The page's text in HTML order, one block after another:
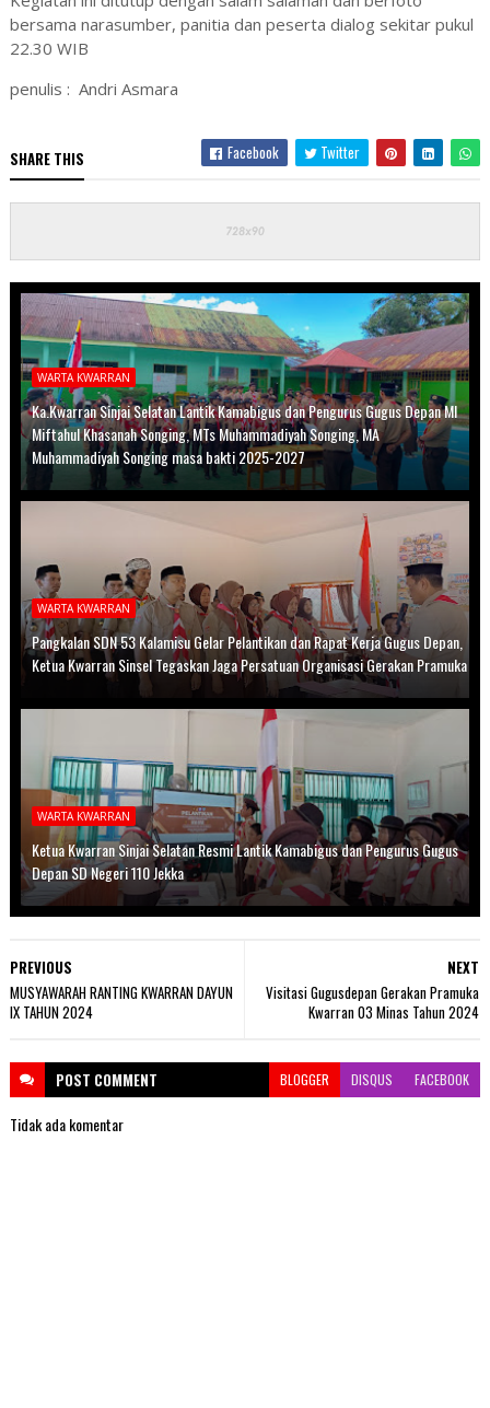
bersama narasumber, panitia dan peserta dialog sekitar pukul
22.30 WIB
penulis : Andri Asmara
SHARE THIS Facebook Twitter
WARTA KWARRAN
Ka.Kwarran Sinjai Selatan Lantik Kamabigus dan Pengurus Gugus Depan MI
Miftahul Khasanah Songing, MTs Muhammadiyah Songing, MA
Muhammadiyah Songing masa bakti 2025-2027
WARTA KWARRAN
Pangkalan SDN 53 Kalamisu Gelar Pelantikan dan Rapat Kerja Gugus Depan,
Ketua Kwarran Sinsel Tegaskan Jaga Persatuan Organisasi Gerakan Pramuka
WARTA KWARRAN
Ketua Kwarran Sinjai Selatan Resmi Lantik Kamabigus dan Pengurus Gugus
Depan SD Negeri 110 Jekka
NEXT
Visitasi Gugusdepan Gerakan Pramuka
Kwarran 03 Minas Tahun 2024
PREVIOUS
MUSYAWARAH RANTING KWARRAN DAYUN
IX TAHUN 2024
POST COMMENT BLOGGER DISQUS FACEBOOK
Tidak ada komentar